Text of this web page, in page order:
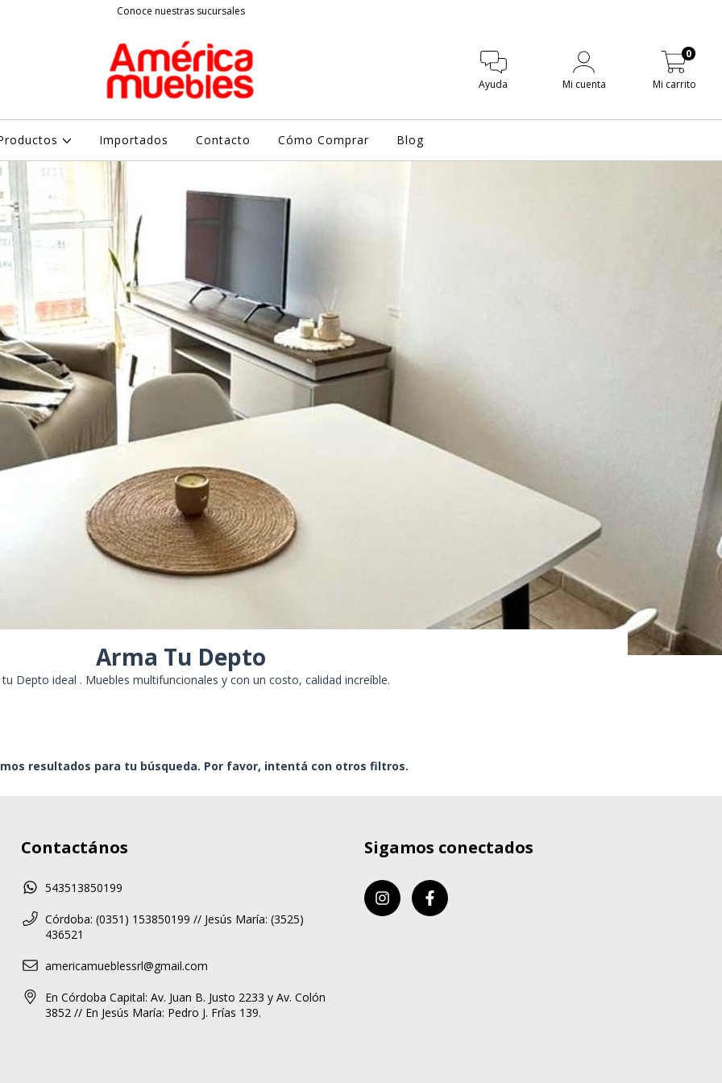
Conoce nuestras sucursales
Ayuda Mi cuenta Mi carrito
0
Importados Contacto Cómo Comprar Blog
Arma Tu Depto
Depto ideal . Muebles multifuncionales y con un costo, calidad increíble.
resultados para tu búsqueda. Por favor, intentá con otros filtros.
Contactános
543513850199
Córdoba: (0351) 153850199 // Jesús María: (3525)
436521
americamueblessrl@gmail.com
En Córdoba Capital: Av. Juan B. Justo 2233 y Av. Colón
3852 // En Jesús María: Pedro J. Frías 139.
Sigamos conectados